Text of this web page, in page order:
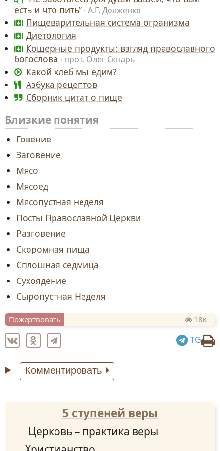
есть и что пить”
А.Г. Долженко
Пищеварительная система огранизма
Диетология
Кошерные продукты: взгляд православного
богослова
прот. Олег Скнарь
Какой хлеб мы едим?
Азбука рецептов
Сборник цитат о пище
Близкие понятия
Говение
Заговение
Мясо
Мясоед
Мясопустная неделя
Посты Православной Церкви
Разговение
Скоромная пища
Сплошная седмица
Сухоядение
Сыропустная Неделя
Пожертвовать 18K
TG
Комментировать
5 ступеней веры
Церковь – практика веры